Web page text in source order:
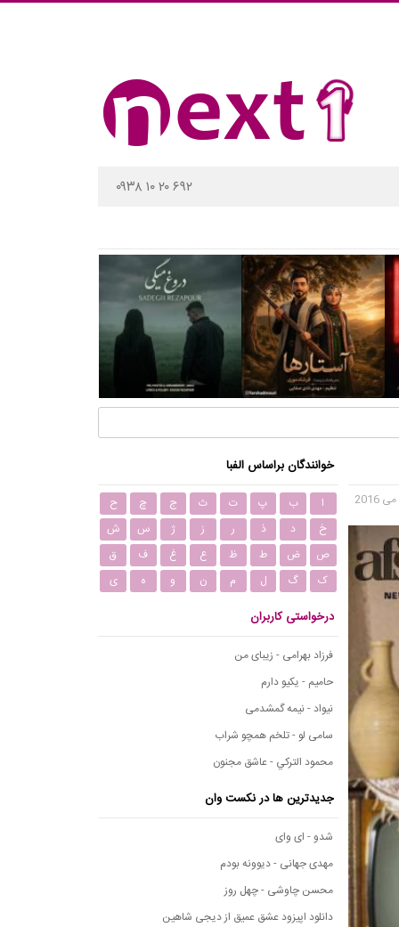
۰۹۳۸ ۱۰ ۲۰ ۶۹۲
خوانندگان براساس الفبا
ا ب پ ت ث ج چ
ح
خ
د ذ ر ز ژ س
ش
ص
ض ط ظ ع غ ف
ق
ک
گ ل م ن و ه ی
درخواستی کاربران
فرزاد بهرامی - زیبای من
حامیم - یکیو دارم
نیواد - نیمه گمشدمی
سامی لو - تلخم همچو شراب
محمود التركي - عاشق مجنون
جدیدترین ها در نکست وان
شدو - ای وای
مهدی جهانی - دیوونه بودم
محسن چاوشی - چهل روز
دانلود اپیزود عشق عمیق از دیجی شاهین